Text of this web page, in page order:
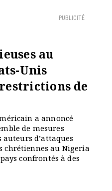
PUBLICITÉ
au
Unis
de
a annoncé
de mesures
d’attaques
chrétiennes au Nigeria
confrontés à des